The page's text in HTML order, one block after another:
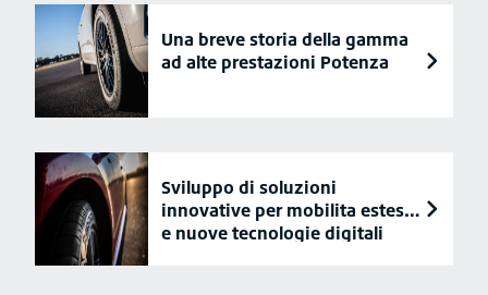
Una breve storia della gamma
ad alte prestazioni Potenza
Sviluppo di soluzioni
innovative per mobilita estesa
e nuove tecnologie digitali